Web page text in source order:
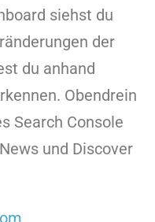
siehst du
der
du anhand
Obendrein
Search Console
und Discover